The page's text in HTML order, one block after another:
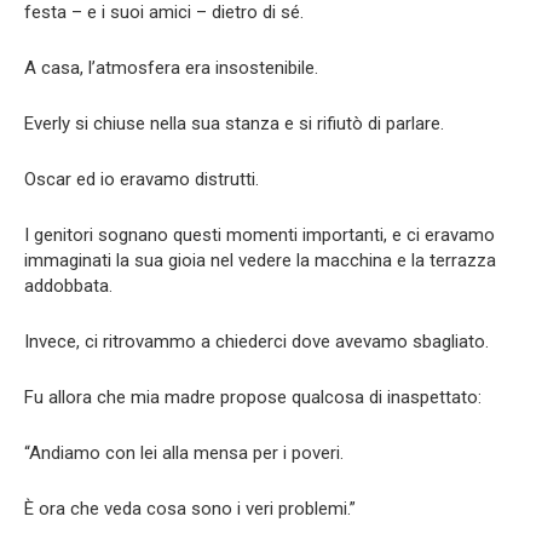
festa – e i suoi amici – dietro di sé.
A casa, l’atmosfera era insostenibile.
Everly si chiuse nella sua stanza e si rifiutò di parlare.
Oscar ed io eravamo distrutti.
I genitori sognano questi momenti importanti, e ci eravamo
immaginati la sua gioia nel vedere la macchina e la terrazza
addobbata.
Invece, ci ritrovammo a chiederci dove avevamo sbagliato.
Fu allora che mia madre propose qualcosa di inaspettato:
“Andiamo con lei alla mensa per i poveri.
È ora che veda cosa sono i veri problemi.”